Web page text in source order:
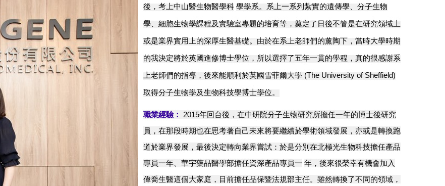
後，考上中山醫生物醫學科 學學系。系上一系列紮實的遺傳學、分子生物
學、細胞生物學課程及實驗室專題的培育等，奠定了日後不管是在研究領域上
或是業界實用上的深厚生醫基礎。由於在系上老師們的薰陶下，當時大學時期
的我決定將於英國進修博士學位，所以選擇了五年一貫的學程，真的很感謝系
上老師們的指導，後來能順利於英國雪菲爾大學 (The University of Sheffield)
取得分子生物學及生物科技學博士學位。
職業經驗： 2015年回台後，在中研院分子生物研究所擔任一年的博士後研究
員，在那段時期也在思考著自己未來將要繼續於學術領域發展，亦或是轉換跑
道於業界發展，最後決定轉向業界嘗試：於是分別在北極光生物科技擔任產品
專員一年、華宇藥品醫學部擔任資深產品專員一 年，後來很榮幸有機會加入
偉喬生醫這個大家庭，目前擔任品保暨法規部主任。雖然轉換了不同的領域，